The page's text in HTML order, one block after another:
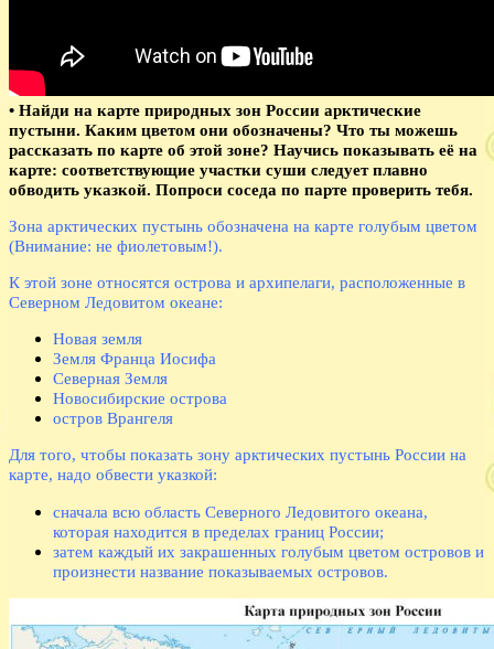
• Найди на карте природных зон России арктические
пустыни. Каким цветом они обозначены? Что ты можешь
рассказать по карте об этой зоне? Научись показывать её на
карте: соответствующие участки суши следует плавно
обводить указкой. Попроси соседа по парте проверить тебя.
Зона арктических пустынь обозначена на карте голубым цветом
(Внимание: не фиолетовым!).
К этой зоне относятся острова и архипелаги, расположенные в
Северном Ледовитом океане:
Новая земля
Земля Франца Иосифа
Северная Земля
Новосибирские острова
остров Врангеля
Для того, чтобы показать зону арктических пустынь России на
карте, надо обвести указкой:
сначала всю область Северного Ледовитого океана,
которая находится в пределах границ России;
затем каждый их закрашенных голубым цветом островов и
произнести название показываемых островов.